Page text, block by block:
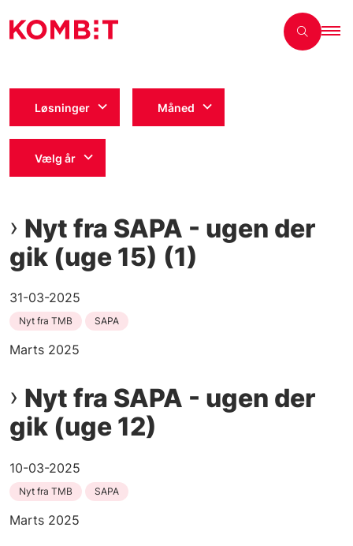
Løsninger Måned
Vælg år
Nyt fra SAPA - ugen der
gik (uge 15) (1)
31-03-2025
Nyt fra TMB SAPA
Marts 2025
Nyt fra SAPA - ugen der
gik (uge 12)
10-03-2025
Nyt fra TMB SAPA
Marts 2025